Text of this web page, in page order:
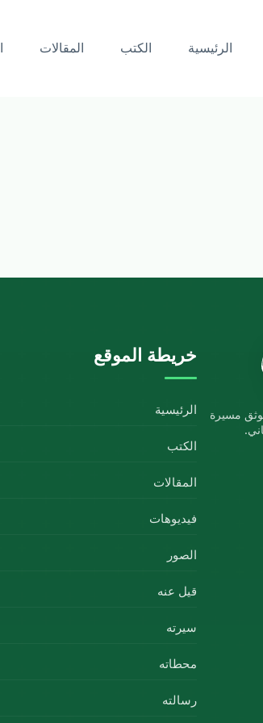
الرئيسية الكتب المقالات
مسيرة
خريطة الموقع
الرئيسية
الكتب
المقالات
فيديوهات
الصور
قيل عنه
سيرته
محطاته
رسالته